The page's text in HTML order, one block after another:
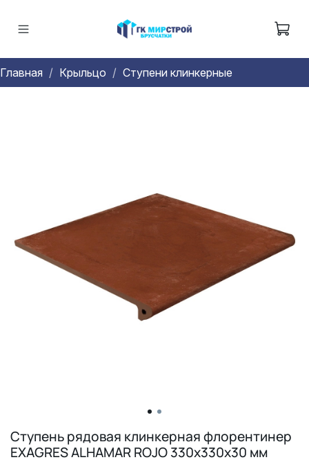
Главная Крыльцо Ступени клинкерные
Ступень рядовая клинкерная флорентинер
EXAGRES ALHAMAR ROJO 330х330х30 мм